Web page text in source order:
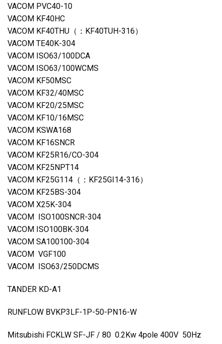
VACOM PVC40-10
VACOM KF40HC
VACOM KF40THU（：KF40TUH-316）
VACOM TE40K-304
VACOM ISO63/100DCA
VACOM ISO63/100WCMS
VACOM KF50MSC
VACOM KF32/40MSC
VACOM KF20/25MSC
VACOM KF10/16MSC
VACOM KSWA168
VACOM KF16SNCR
VACOM KF25R16/CO-304
VACOM KF25NPT14
VACOM KF25G114（：KF25GI14-316）
VACOM KF25BS-304
VACOM X25K-304
VACOM ISO100SNCR-304
VACOM ISO100BK-304
VACOM SA100100-304
VACOM VGF100
VACOM ISO63/250DCMS
TANDER KD-A1
RUNFLOW BVKP3LF-1P-50-PN16-W
Mitsubishi FCKLW SF-JF / 80 0.2Kw 4pole 400V 50Hz